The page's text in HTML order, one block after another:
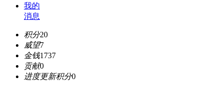
我的
消息
积分20
威望7
金钱1737
贡献0
进度更新积分0